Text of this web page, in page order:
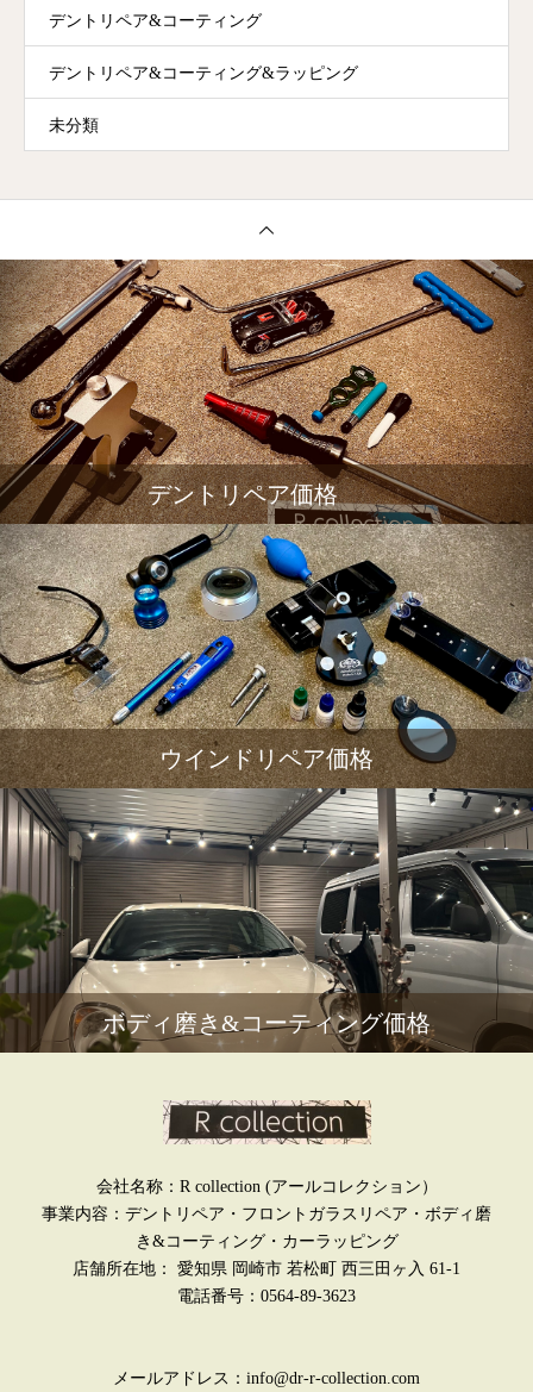
デントリペア&コーティング
デントリペア&コーティング&ラッピング
未分類
デントリペア価格
ウインドリペア価格
ボディ磨き&コーティング価格
会社名称：R collection (アールコレクション）
事業内容：デントリペア・フロントガラスリペア・ボディ磨
き&コーティング・カーラッピング
店舗所在地： 愛知県 岡崎市 若松町 西三田ヶ入 61-1
電話番号：0564-89-3623
メールアドレス：info@dr-r-collection.com